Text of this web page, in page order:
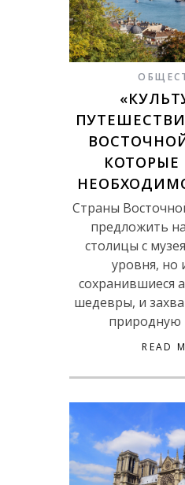
КОТОРЫЕ
Страны
предложить
столицы с
уровня, но
сохранившиеся
шедевры, и
природную
READ